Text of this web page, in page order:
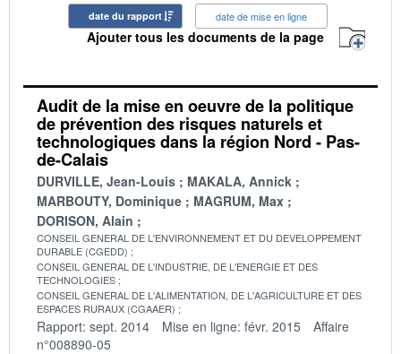
date du rapport date de mise en ligne
Ajouter tous les documents de la page
Audit de la mise en oeuvre de la politique
de prévention des risques naturels et
technologiques dans la région Nord - Pas-
de-Calais
DURVILLE, Jean-Louis
MAKALA, Annick
MARBOUTY, Dominique
MAGRUM, Max
DORISON, Alain
CONSEIL GENERAL DE L'ENVIRONNEMENT ET DU DEVELOPPEMENT
DURABLE (CGEDD)
CONSEIL GENERAL DE L'INDUSTRIE, DE L'ENERGIE ET DES
TECHNOLOGIES
CONSEIL GENERAL DE L'ALIMENTATION, DE L'AGRICULTURE ET DES
ESPACES RURAUX (CGAAER)
Rapport: sept. 2014 Mise en ligne: févr. 2015
Affaire
n°008890-05